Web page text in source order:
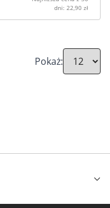
dni: 22,90 zł
Pokaż: